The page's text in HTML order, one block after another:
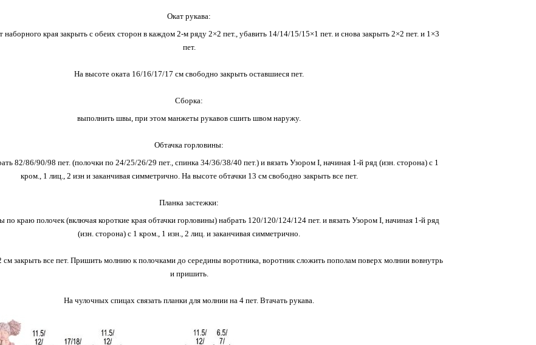
Окат рукава:
наборного края закрыть с обеих сторон в каждом 2-м ряду 2×2 пет., убавить 14/14/15/15×1 пет. и снова закрыть 2×2 пет. и 1×3
пет.
На высоте оката 16/16/17/17 см свободно закрыть оставшиеся пет.
Сборка:
выполнить швы, при этом манжеты рукавов сшить швом наружу.
Обтачка горловины:
82/86/90/98 пет. (полочки по 24/25/26/29 пет., спинка 34/36/38/40 пет.) и вязать Узором I, начиная 1-й ряд (изн. сторона) с 1
кром., 1 лиц., 2 изн и заканчивая симметрично. На высоте обтачки 13 см свободно закрыть все пет.
Планка застежки:
по краю полочек (включая короткие края обтачки горловины) набрать 120/120/124/124 пет. и вязать Узором I, начиная 1-й ряд
(изн. сторона) с 1 кром., 1 изн., 2 лиц. и заканчивая симметрично.
см закрыть все пет. Пришить молнию к полочками до середины воротника, воротник сложить пополам поверх молнии вовнутрь
и пришить.
На чулочных спицах связать планки для молнии на 4 пет. Втачать рукава.